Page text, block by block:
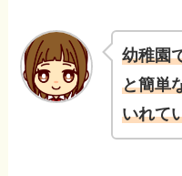
幼稚園
と簡単
いれて